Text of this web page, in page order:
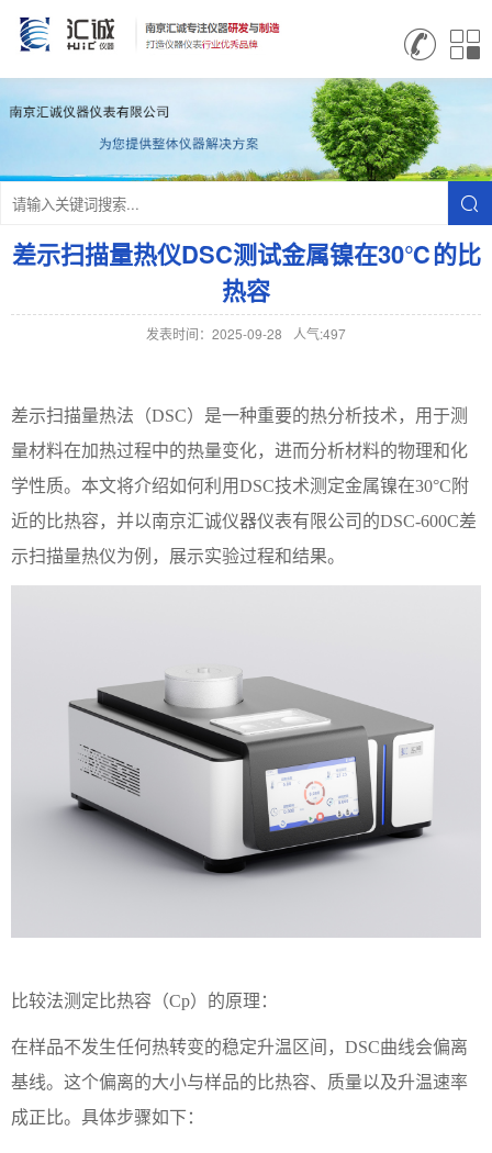
差示扫描量热仪DSC测试金属镍在30℃的比
热容
发表时间：2025-09-28 人气:497
差示扫描量热法（DSC）是一种重要的热分析技术，用于测
量材料在加热过程中的热量变化，进而分析材料的物理和化
学性质。本文将介绍如何利用DSC技术测定金属镍在30°C附
近的比热容，并以南京汇诚仪器仪表有限公司的DSC-600C差
示扫描量热仪为例，展示实验过程和结果。
比较法测定比热容（Cp）的原理：
在样品不发生任何热转变的稳定升温区间， DSC曲线会偏离
基线。这个偏离的大小与样品的比热容、质量以及升温速率
成正比。具体步骤如下：